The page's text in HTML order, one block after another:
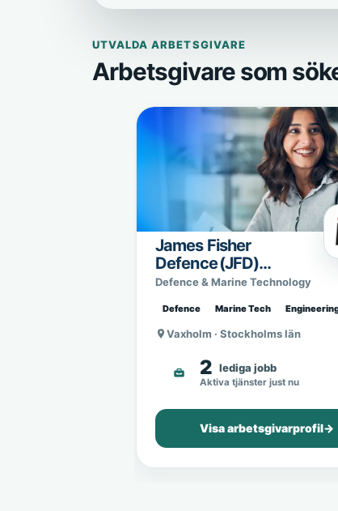
UTVALDA ARBETSGIVARE
Arbetsgivare som
James Fisher
Defence (JFD)
Sweden
Defence & Marine Technology
Defence Marine Tech
Vaxholm · Stockholms län
2 lediga jobb
Aktiva tjänster just nu
Visa arbetsgivarprofil→